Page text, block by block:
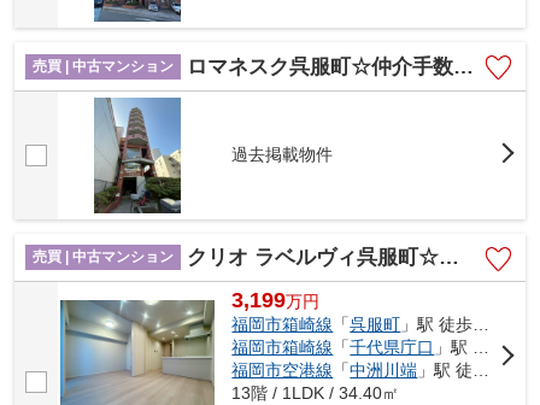
売買 | 中古マンション ロマネスク呉服町☆仲介手数料無料☆
過去掲載物件
売買 | 中古マンション クリオ ラベルヴィ呉服町☆仲介手数料無料☆
3,199万円
福岡市箱崎線 「呉服町 」駅 徒歩6分
福岡市箱崎線 「千代県庁口 」駅 徒歩11分
福岡市空港線 「中洲川端 」駅 徒歩13分
13階 / 1LDK / 34.40㎡